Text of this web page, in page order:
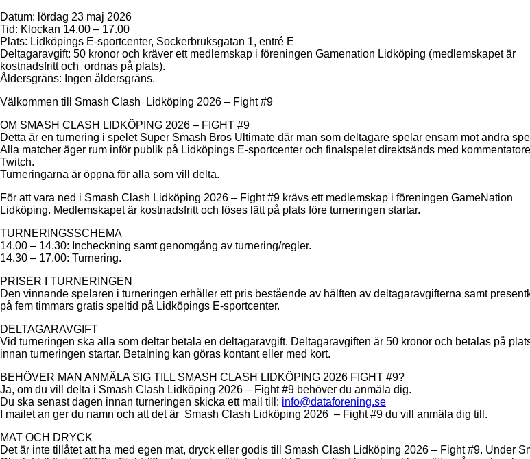
Datum: lördag 23 maj 2026
Tid: Klockan 14.00 – 17.00
Plats: Lidköpings E-sportcenter, Sockerbruksgatan 1, entré E
Deltagaravgift: 50 kronor och kräver ett medlemskap i föreningen Gamenation Lidköping (medlemskapet är
kostnadsfritt och ordnas på plats).
Åldersgräns: Ingen åldersgräns.
Välkommen till Smash Clash Lidköping 2026 – Fight #9
OM SMASH CLASH LIDKÖPING 2026 – FIGHT #9
Detta är en turnering i spelet Super Smash Bros Ultimate där man som deltagare spelar ensam mot andra
Alla matcher äger rum inför publik på Lidköpings E-sportcenter och finalspelet direktsänds med
Twitch.
Turneringarna är öppna för alla som vill delta.
För att vara ned i Smash Clash Lidköping 2026 – Fight #9 krävs ett medlemskap i föreningen GameNation
Lidköping. Medlemskapet är kostnadsfritt och löses lätt på plats före turneringen startar.
TURNERINGSSCHEMA
14.00 – 14.30: Incheckning samt genomgång av turnering/regler.
14.30 – 17.00: Turnering.
PRISER I TURNERINGEN
Den vinnande spelaren i turneringen erhåller ett pris bestående av hälften av deltagaravgifterna samt
på fem timmars gratis speltid på Lidköpings E-sportcenter.
DELTAGARAVGIFT
Vid turneringen ska alla som deltar betala en deltagaravgift. Deltagaravgiften är 50 kronor och betalas på
innan turneringen startar. Betalning kan göras kontant eller med kort.
BEHÖVER MAN ANMÄLA SIG TILL SMASH CLASH LIDKÖPING 2026 FIGHT #9?
Ja, om du vill delta i Smash Clash Lidköping 2026 – Fight #9 behöver du anmäla dig.
Du ska senast dagen innan turneringen skicka ett mail till: info@dataforening.se
I mailet an ger du namn och att det är Smash Clash Lidköping 2026 – Fight #9 du vill anmäla dig till.
MAT OCH DRYCK
Det är inte tillåtet att ha med egen mat, dryck eller godis till Smash Clash Lidköping 2026 – Fight #9. Under